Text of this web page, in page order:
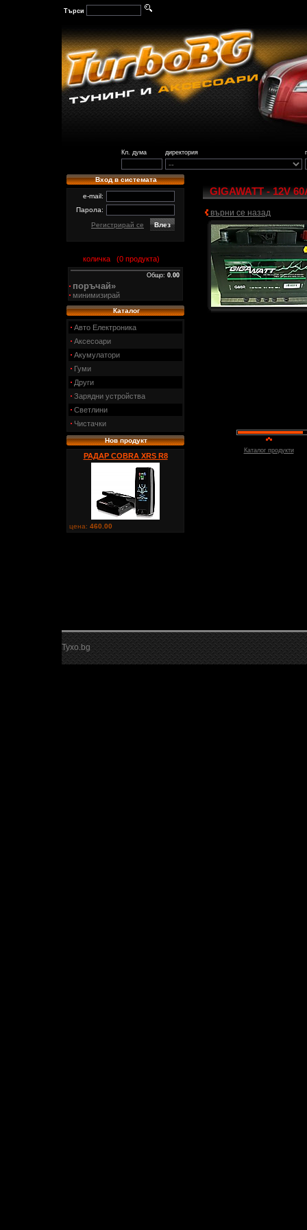
Търси
Кл. дума директория
Вход в системата
e-mail:
Парола:
Регистрирай се
количка (0 продукта)
Общо: 0.00
поръчай»
минимизирай
Каталог
Авто Електроника
Аксесоари
Акумулатори
Гуми
Други
Зарядни устройства
Светлини
Чистачки
Нов продукт
РАДАР COBRA XRS R8
цена: 460.00
GIGAWATT - 12V
върни се назад
Каталог продукти